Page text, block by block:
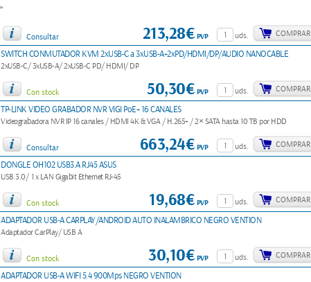
Consultar uds. COMPRAR
213,28€PVP
SWITCH CONMUTADOR KVM 2xUSB-C a 3xUSB-A+2xPD/HDMI/DP/AUDIO NANOCABLE
2xUSB-C/ 3xUSB-A/ 2xUSB-C PD/ HDMI/ DP
Con stock uds. COMPRAR
50,30€PVP
TP-LINK VIDEO GRABADOR NVR VIGI PoE+ 16 CANALES
Videograbadora NVR IP 16 canales / HDMI 4K & VGA / H.265+ / 2× SATA hasta 10 TB por HDD
Consultar uds. COMPRAR
663,24€PVP
DONGLE OH102 USB3.A RJ45 ASUS
USB 3.0/ 1 x LAN Gigabit Ethernet RJ-45
Con stock uds. COMPRAR
19,68€PVP
ADAPTADOR USB-A CARPLAY/ANDROID AUTO INALAMBRICO NEGRO VENTION
Adaptador CarPlay/ USB A
Con stock uds. COMPRAR
30,10€PVP
ADAPTADOR USB-A WIFI 5.4 900Mps NEGRO VENTION